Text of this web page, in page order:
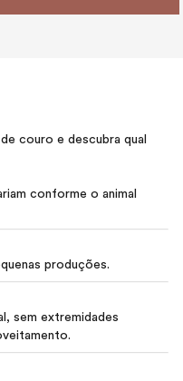
couro e descubra qual
conforme o animal
produções.
sem extremidades